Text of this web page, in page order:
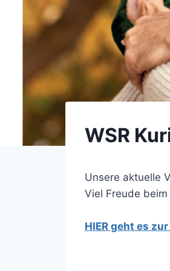
WSR
Unsere aktuelle
Viel Freude beim
HIER geht es